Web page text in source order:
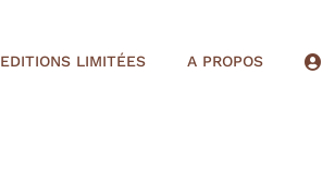
EDITIONS LIMITÉES A PROPOS